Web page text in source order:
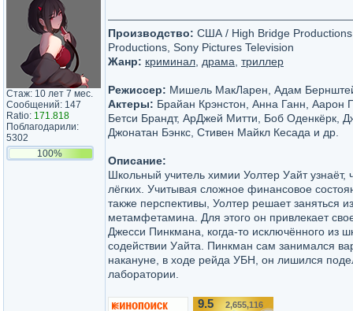
Стаж: 10 лет 7 мес.
Сообщений: 147
Ratio: 171.818
Поблагодарили:
5302
100%
Производство: США / High Bridge
Productions, Sony Pictures Television
Жанр: криминал драма триллер
Режиссер: Мишель МакЛарен, Адам
Актеры: Брайан Крэнстон, Анна Ганн, Аарон
Бетси Брандт, АрДжей Митти, Боб Оденкёрк,
Джонатан Бэнкс, Стивен Майкл Кесада и др.
Описание:
Школьный учитель химии Уолтер Уайт узнаёт,
лёгких. Учитывая сложное финансовое
также перспективы, Уолтер решает заняться
метамфетамина. Для этого он привлекает
Джесси Пинкмана, когда-то исключённого из
содействии Уайта. Пинкман сам занимался
накануне, в ходе рейда УБН, он лишился
лаборатории.
9.5 2,655,116